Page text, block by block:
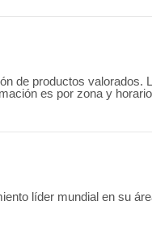
de productos valorados.
es por zona y
líder mundial en su